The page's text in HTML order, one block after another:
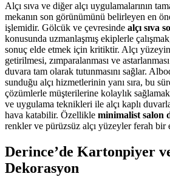
Alçı sıva ve diğer alçı uygulamalarının
mekanın son görünümünü belirleyen en
işlemidir. Gölcük ve çevresinde alçı sıva
konusunda uzmanlaşmış ekiplerle
sonuç elde etmek için kritiktir. Alçı
getirilmesi, zımparalanması ve
duvara tam olarak tutunmasını sağlar.
sunduğu alçı hizmetlerinin yanı sıra, bu
çözümlerle müşterilerine kolaylık
ve uygulama teknikleri ile alçı kaplı
hava katabilir. Özellikle minimalist salon
renkler ve pürüzsüz alçı yüzeyler ferah bir
Derince’de Kartonpiyer
Dekorasyon